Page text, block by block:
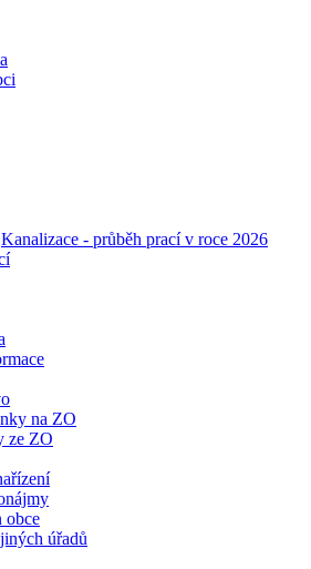
Kanalizace - průběh prací v roce 2026
na ZO
ze ZO
obce
úřadů